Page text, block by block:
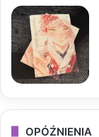
OPÓŹNIENIA